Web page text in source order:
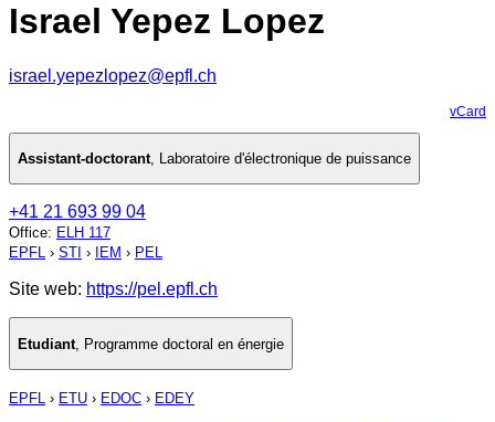
Israel Yepez Lopez
israel.yepezlopez@epfl.ch
vCard
Assistant-doctorant, Laboratoire d'électronique de puissance
+41 21 693 99 04
Office: ELH 117
EPFL › STI › IEM › PEL
Site web: https://pel.epfl.ch
Etudiant Programme doctoral en énergie
EPFL › ETU › EDOC › EDEY